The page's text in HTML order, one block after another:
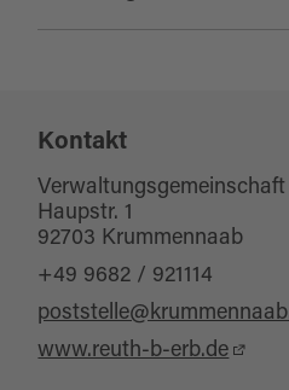
Kontakt
Haupstr. 1
92703 Krummennaab
+49 9682 / 921114
www.reuth-b-erb.de